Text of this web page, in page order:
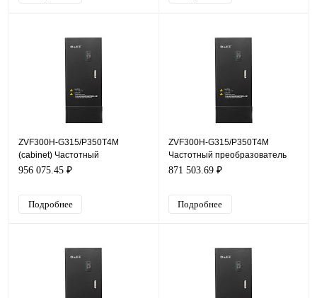
ZVF300H-G315/P350T4M
(cabinet) Частотный
преобразователь ZVF300H,
956 075.45 ₽
Подробнее
ZVF300H-G315/P350T4M
Частотный преобразователь
ZVF300H, 380В, 315кВт, 600А
871 503.69 ₽
Подробнее